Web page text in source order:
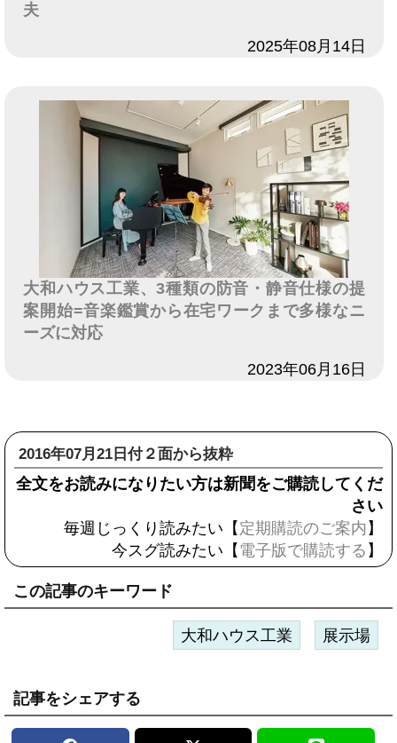
夫
2025年08月14日
大和ハウス工業、3種類の防音・静音仕様の提
案開始=音楽鑑賞から在宅ワークまで多様なニ
ーズに対応
2023年06月16日
2016年07月21日付２面から抜粋
全文をお読みになりたい方は新聞をご購読してくだ
さい
毎週じっくり読みたい【 定期購読のご案内 】
今スグ読みたい【 電子版で購読する 】
この記事のキーワード
大和ハウス工業 展示場
記事をシェアする